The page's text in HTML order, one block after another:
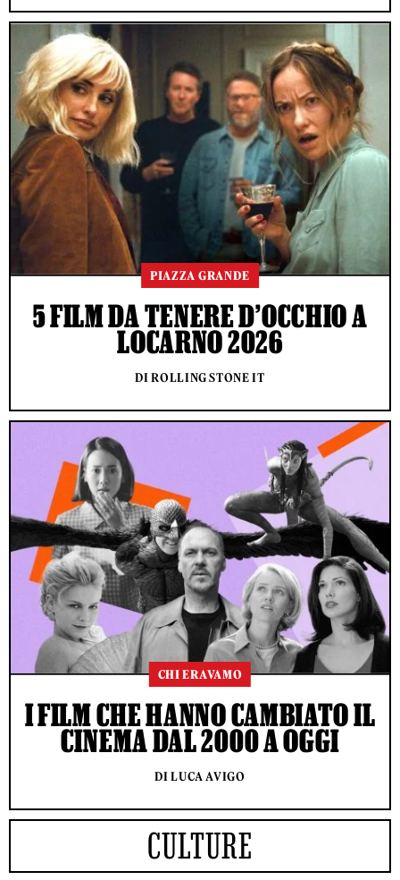
PIAZZA GRANDE
5 FILM DA TENERE D’OCCHIO A
LOCARNO 2026
DI ROLLING STONE IT
CHI ERAVAMO
I FILM CHE HANNO CAMBIATO IL
CINEMA DAL 2000 A OGGI
DI LUCA AVIGO
CULTURE